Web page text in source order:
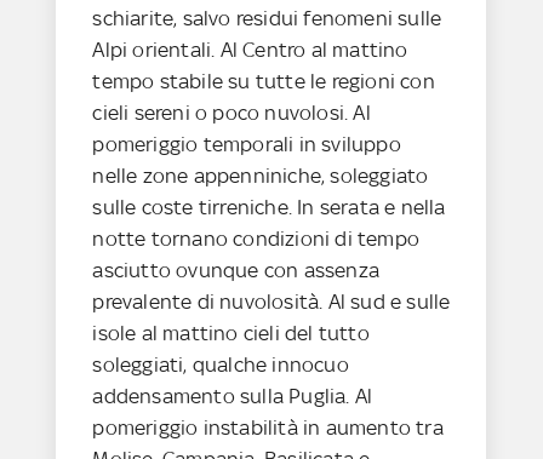
schiarite, salvo residui fenomeni sulle
Alpi orientali. Al Centro al mattino
tempo stabile su tutte le regioni con
cieli sereni o poco nuvolosi. Al
pomeriggio temporali in sviluppo
nelle zone appenniniche, soleggiato
sulle coste tirreniche. In serata e nella
notte tornano condizioni di tempo
asciutto ovunque con assenza
prevalente di nuvolosità. Al sud e sulle
isole al mattino cieli del tutto
soleggiati, qualche innocuo
addensamento sulla Puglia. Al
pomeriggio instabilità in aumento tra